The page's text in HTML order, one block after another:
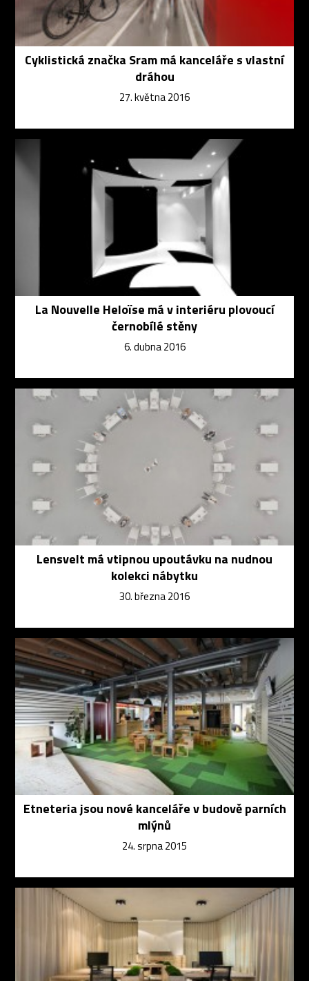
Cyklistická značka Sram má kanceláře s vlastní
dráhou
27. května 2016
La Nouvelle Heloïse má v interiéru plovoucí
černobílé stěny
6. dubna 2016
Lensvelt má vtipnou upoutávku na nudnou
kolekci nábytku
30. března 2016
Etneteria jsou nové kanceláře v budově parních
mlýnů
24. srpna 2015